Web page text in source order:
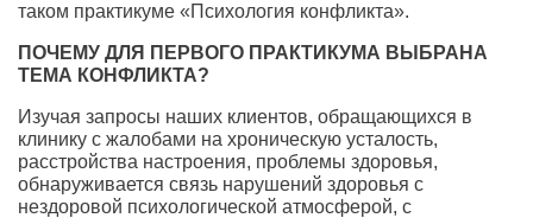
таком практикуме «Психология конфликта».
ПОЧЕМУ ДЛЯ ПЕРВОГО ПРАКТИКУМА ВЫБРАНА
ТЕМА КОНФЛИКТА?
Изучая запросы наших клиентов, обращающихся в
клинику с жалобами на хроническую усталость,
расстройства настроения, проблемы здоровья,
обнаруживается связь нарушений здоровья с
нездоровой психологической атмосферой, с